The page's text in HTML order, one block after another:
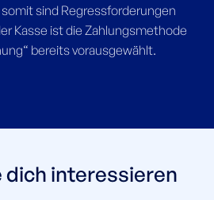
sind Regressforderungen
Kasse ist die Zahlungsmethode
bereits vorausgewählt.
dich interessieren